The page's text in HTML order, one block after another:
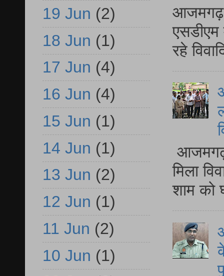
आजमगढ़
एसडीएम
रहे
आजमगढ़
मिला
शाम को
19 Jun (2)
18 Jun (1)
17 Jun (4)
16 Jun (4)
15 Jun (1)
14 Jun (1)
13 Jun (2)
12 Jun (1)
11 Jun (2)
10 Jun (1)